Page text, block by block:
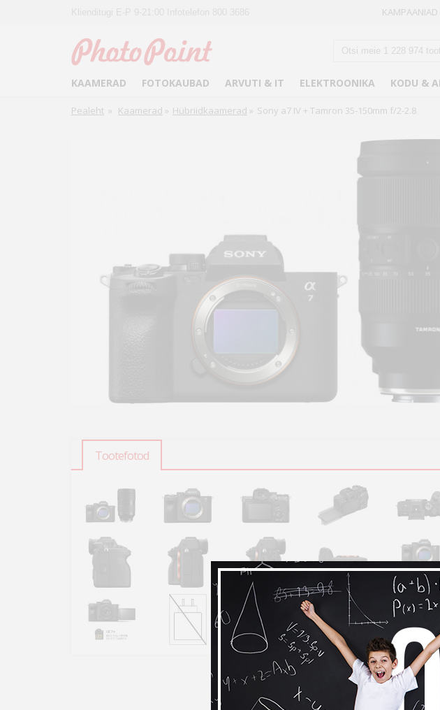
KAMPAANIAD
KAAMERAD FOTOKAUBAD ARVUTI & IT ELEKTROONIKA KODU &
Pealeht » Kaamerad » Hübriidkaamerad » Sony a7 IV + Tamron 35-150mm f/2-2.8
Tootefotod